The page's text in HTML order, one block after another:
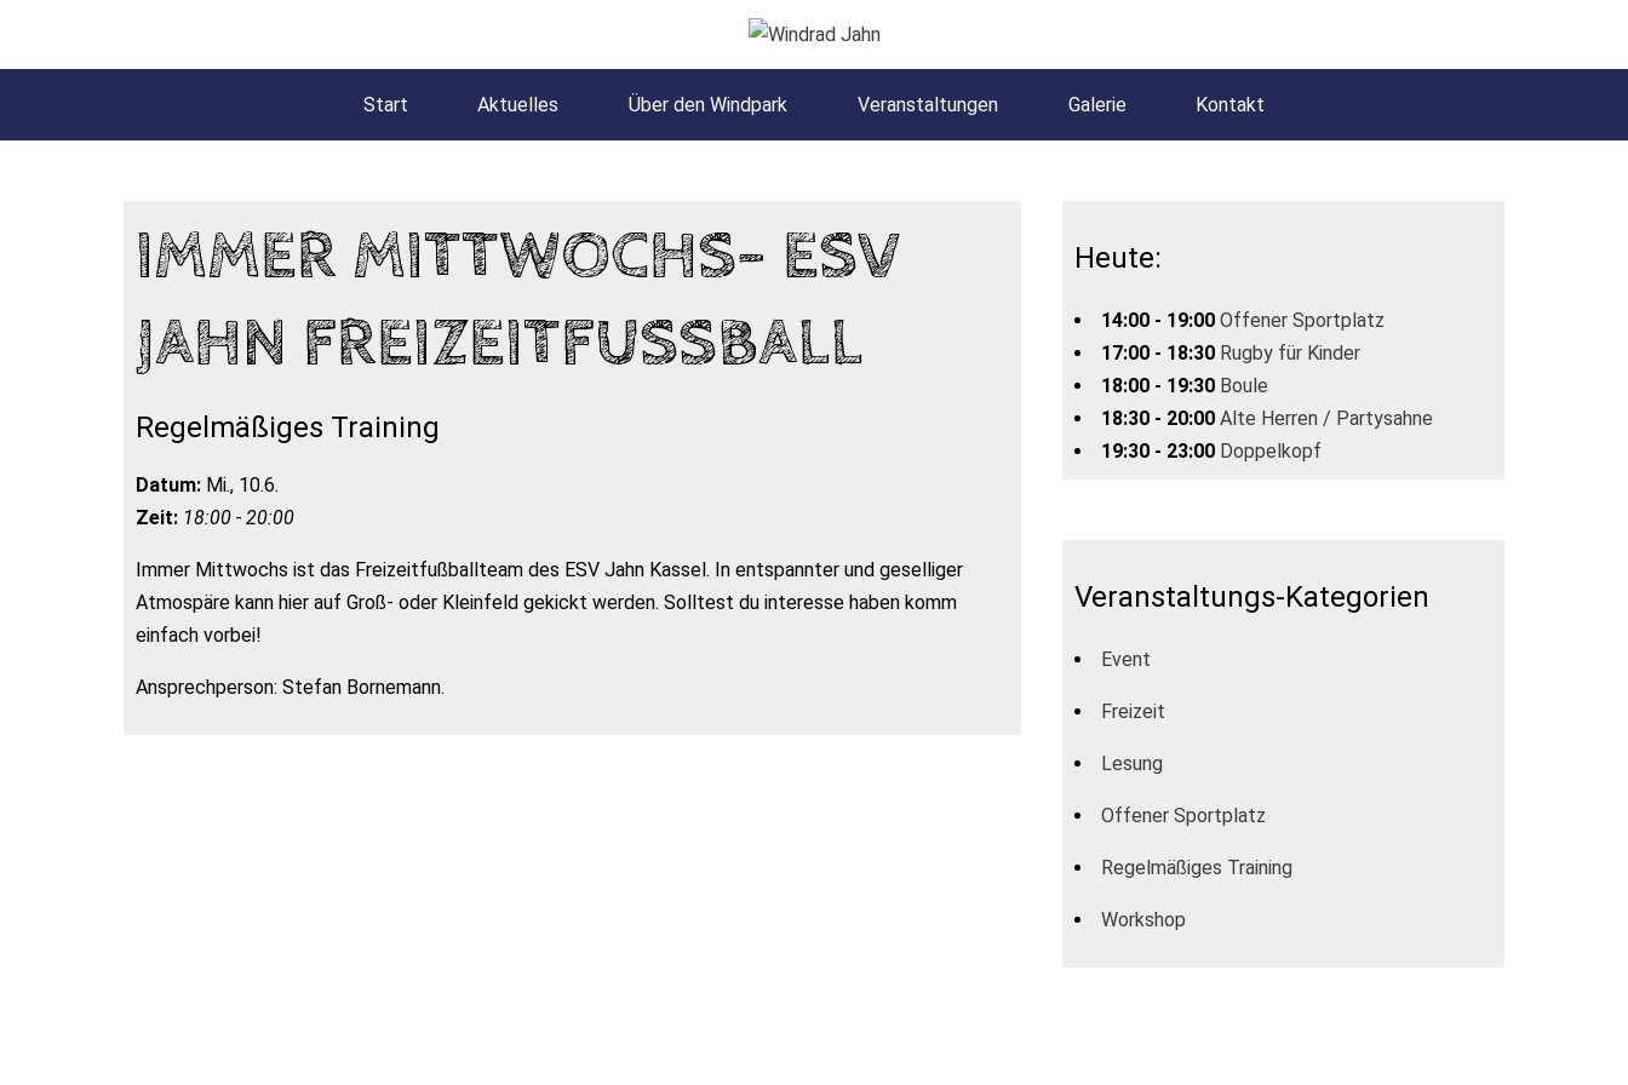
Start Aktuelles Über den Windpark Veranstaltungen Galerie Kontakt
IMMER MITTWOCHS- ESV
JAHN FREIZEITFUSSBALL
Regelmäßiges Training
Datum: Mi., 10.6.
Zeit: 18:00 - 20:00
Immer Mittwochs ist das Freizeitfußballteam des ESV Jahn Kassel. In entspannter und geselliger
Atmospäre kann hier auf Groß- oder Kleinfeld gekickt werden. Solltest du interesse haben komm
einfach vorbei!
Ansprechperson: Stefan Bornemann.
Heute:
14:00 - 19:00 Offener Sportplatz
17:00 - 18:30 Rugby für Kinder
18:00 - 19:30 Boule
18:30 - 20:00 Alte Herren / Partysahne
19:30 - 23:00 Doppelkopf
Veranstaltungs-Kategorien
Event
Freizeit
Lesung
Offener Sportplatz
Regelmäßiges Training
Workshop